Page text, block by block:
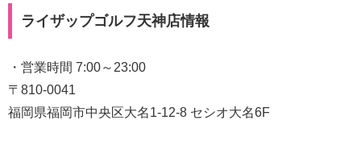
ライザップゴルフ天神店情報
・営業時間 7:00～23:00
〒810-0041
福岡県福岡市中央区大名1-12-8 セシオ大名6F